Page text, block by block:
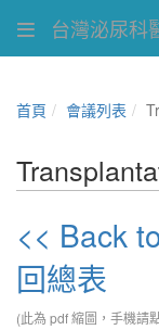
台灣泌尿科
首頁 會議列表
<< Back
回總表
(此為 pdf 縮圖，手機請